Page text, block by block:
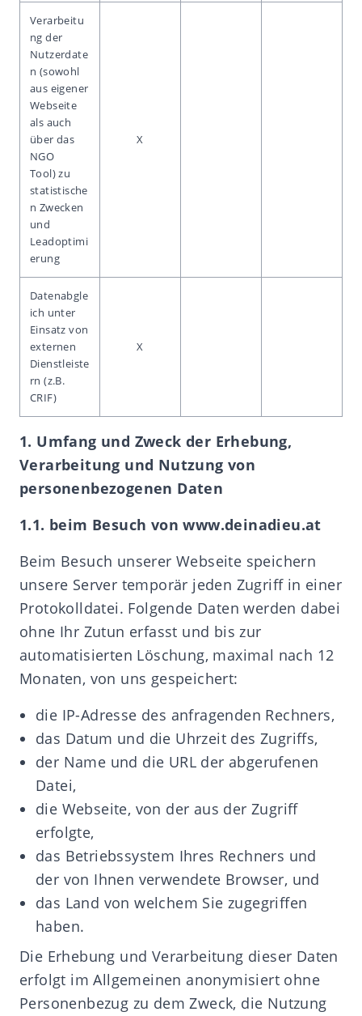
Verarbeitu
ng der
Nutzerdate
n (sowohl
aus eigener
Webseite
als auch
über das
NGO
Tool) zu
statistische
n Zwecken
und
Leadoptimi
erung
X
Datenabgle
ich unter
Einsatz von
externen
Dienstleiste
rn (z.B.
CRIF)
X
1. Umfang und Zweck der Erhebung,
Verarbeitung und Nutzung von
personenbezogenen Daten
1.1. beim Besuch von www.deinadieu.at
Beim Besuch unserer Webseite speichern
unsere Server temporär jeden Zugriff in einer
Protokolldatei. Folgende Daten werden dabei
ohne Ihr Zutun erfasst und bis zur
automatisierten Löschung, maximal nach 12
Monaten, von uns gespeichert:
die IP-Adresse des anfragenden Rechners,
das Datum und die Uhrzeit des Zugriffs,
der Name und die URL der abgerufenen
Datei,
die Webseite, von der aus der Zugriff
erfolgte,
das Betriebssystem Ihres Rechners und
der von Ihnen verwendete Browser, und
das Land von welchem Sie zugegriffen
haben.
Die Erhebung und Verarbeitung dieser Daten
erfolgt im Allgemeinen anonymisiert ohne
Personenbezug zu dem Zweck, die Nutzung